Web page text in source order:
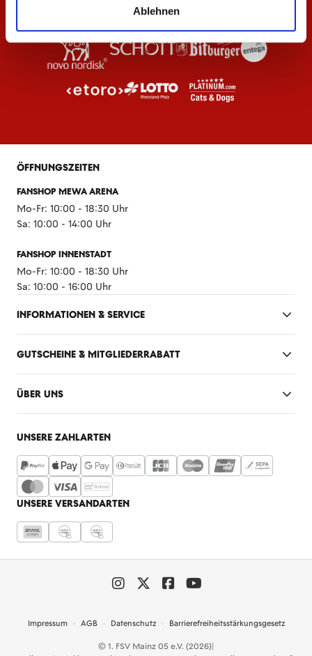
Ablehnen
ÖFFNUNGSZEITEN
FANSHOP MEWA ARENA
Mo-Fr: 10:00 - 18:30 Uhr
Sa: 10:00 - 14:00 Uhr
FANSHOP INNENSTADT
Mo-Fr: 10:00 - 18:30 Uhr
Sa: 10:00 - 16:00 Uhr
INFORMATIONEN & SERVICE
GUTSCHEINE & MITGLIEDERRABATT
ÜBER UNS
UNSERE ZAHLARTEN
UNSERE VERSANDARTEN
Impressum AGB Datenschutz Barrierefreiheitsstärkungsgesetz
© 1. FSV Mainz 05 e.V. (2026)|